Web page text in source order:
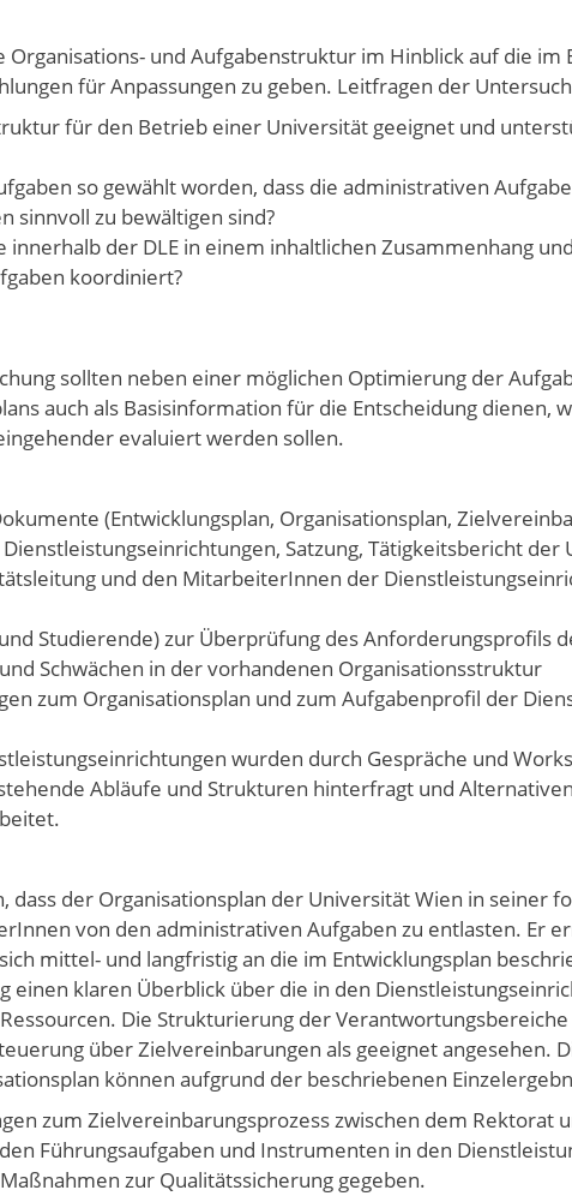
Organisations- und Aufgabenstruktur im Hinblick auf die
für Anpassungen zu geben. Leitfragen der
für den Betrieb einer Universität geeignet und
so gewählt worden, dass die administrativen
sinnvoll zu bewältigen sind?
innerhalb der DLE in einem inhaltlichen Zusammenhang
koordiniert?
sollten neben einer möglichen Optimierung der
auch als Basisinformation für die Entscheidung dienen,
evaluiert werden sollen.
(Entwicklungsplan, Organisationsplan,
Satzung, Tätigkeitsbericht der
und den MitarbeiterInnen der
Studierende) zur Überprüfung des Anforderungsprofils
Schwächen in der vorhandenen Organisationsstruktur
zum Organisationsplan und zum Aufgabenprofil der
wurden durch Gespräche und
Abläufe und Strukturen hinterfragt und
dass der Organisationsplan der Universität Wien in seiner
von den administrativen Aufgaben zu entlasten. Er
mittel- und langfristig an die im Entwicklungsplan
einen klaren Überblick über die in den
Die Strukturierung der
über Zielvereinbarungen als geeignet angesehen.
können aufgrund der beschriebenen
zum Zielvereinbarungsprozess zwischen dem Rektorat
Führungsaufgaben und Instrumenten in den
zur Qualitätssicherung gegeben.